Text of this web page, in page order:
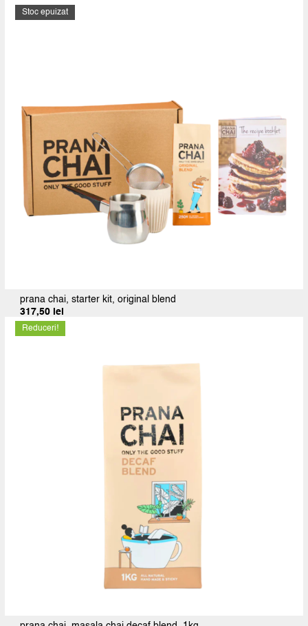
Stoc epuizat
prana chai, starter kit, original blend
317,50 lei
Reduceri!